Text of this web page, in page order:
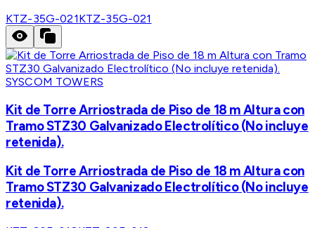
KTZ-35G-021KTZ-35G-021
SYSCOM TOWERS
Kit de Torre Arriostrada de Piso de 18 m Altura con
Tramo STZ30 Galvanizado Electrolítico (No incluye
retenida).
Kit de Torre Arriostrada de Piso de 18 m Altura con
Tramo STZ30 Galvanizado Electrolítico (No incluye
retenida).